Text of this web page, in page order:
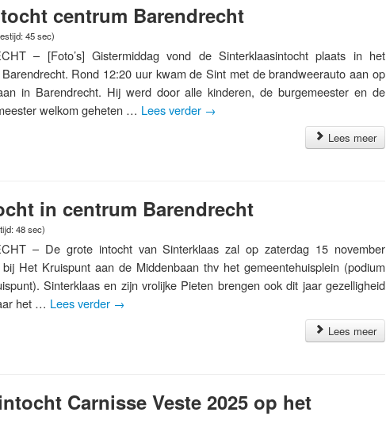
centrum Barendrecht
45 sec)
– [Foto’s] Gistermiddag vond de Sinterklaasintocht plaats in het
Rond 12:20 uur kwam de Sint met de brandweerauto aan op
in Barendrecht. Hij werd door alle kinderen, de burgemeester en de
welkom geheten … Lees verder →
Lees meer
in centrum Barendrecht
48 sec)
– De grote intocht van Sinterklaas zal op zaterdag 15 november
bij Het Kruispunt aan de Middenbaan thv het gemeentehuisplein (podium
Sinterklaas en zijn vrolijke Pieten brengen ook dit jaar gezelligheid
het … Lees verder →
Lees meer
Carnisse Veste 2025 op het